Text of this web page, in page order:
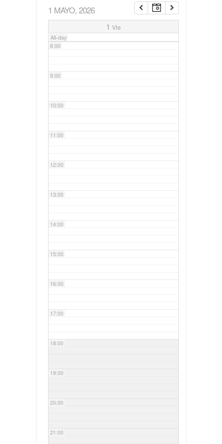
1 MAYO, 2026
1 Vie
All-day
7:00
8:00
9:00
10:00
11:00
12:00
13:00
14:00
15:00
16:00
17:00
18:00
19:00
20:00
21:00